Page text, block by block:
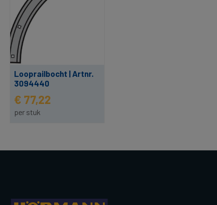
Looprailbocht | Artnr.
3094440
€ 77,22
per stuk